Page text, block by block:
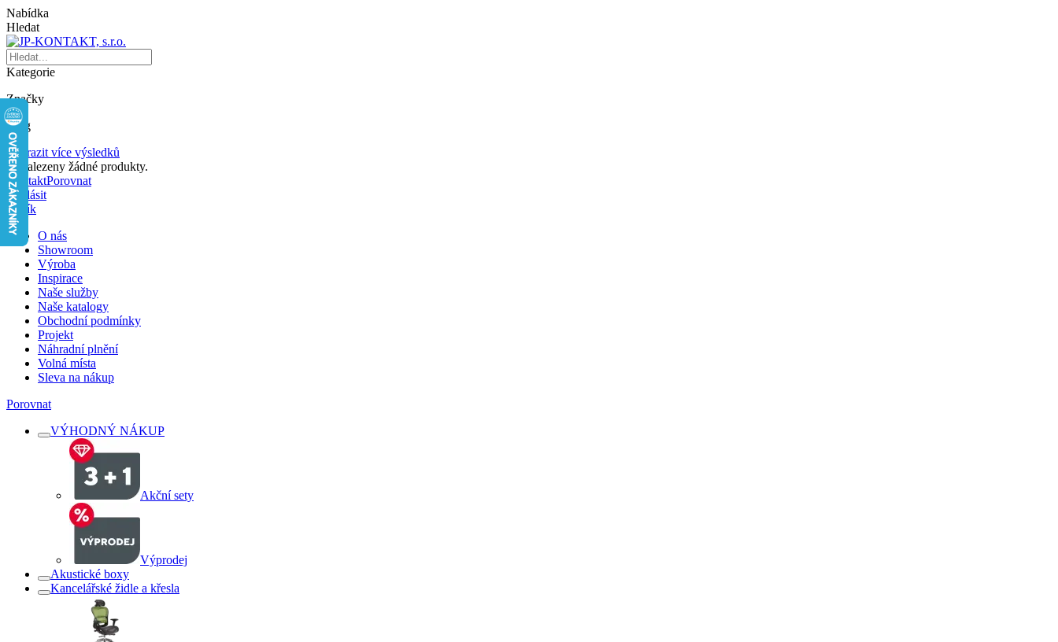
Nabídka
Hledat
Kategorie
Značky
Blog
Zobrazit více výsledků
Nenalezeny žádné produkty.
KontaktPorovnat
Přihlásit
Košík
O nás
Showroom
Výroba
Inspirace
Naše služby
Naše katalogy
Obchodní podmínky
Projekt
Náhradní plnění
Volná místa
Sleva na nákup
Porovnat
VÝHODNÝ NÁKUP
Akční sety
Výprodej
Akustické boxy
Kancelářské židle a křesla